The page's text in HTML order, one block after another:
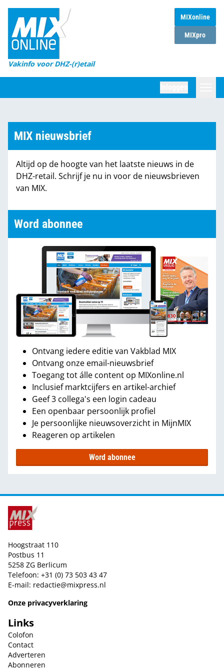
MIXonline
MIXpro
Vakinfo voor DHZ-(r)etail
Home
Magazines
DHZ Sessie
Marktcijfers
Partners
MIX nieuwsbrief
Altijd op de hoogte van het laatste nieuws in de
DHZ-retail. Schrijf je nu in voor de nieuwsbrieven
van MIX.
Word abonnee
Ontvang iedere editie van Vakblad MIX
Ontvang onze email-nieuwsbrief
Toegang tot álle content op MIXonline.nl
Inclusief marktcijfers en artikel-archief
Geef 3 collega's een login cadeau
Een openbaar persoonlijk profiel
Je persoonlijke nieuwsoverzicht in MijnMIX
Reageren op artikelen
Word abonnee
Hoogstraat 110
Postbus 11
5258 ZG Berlicum
Telefoon: +31 (0) 73 503 43 47
E-mail: redactie@mixpress.nl
Onze privacyverklaring
Links
Colofon
Contact
Adverteren
Abonneren